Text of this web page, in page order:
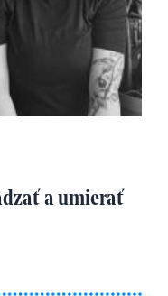
a umierať